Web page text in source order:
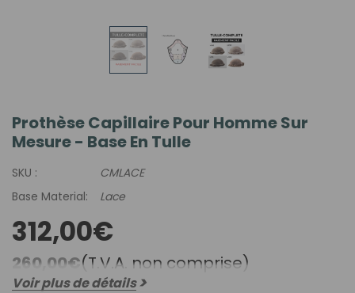
Prothèse Capillaire Pour Homme Sur
Mesure - Base En Tulle
SKU :
CMLACE
Base Material:
Lace
312,00€
260,00€(T.V.A. non comprise)
Voir plus de détails